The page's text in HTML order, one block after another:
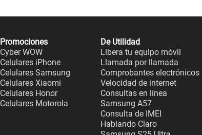
Promociones
Cyber WOW
Celulares iPhone
Celulares Samsung
Celulares Xiaomi
Celulares Honor
Celulares Motorola
De Utilidad
Libera tu equipo móvil
Llamada por llamada
Comprobantes electrónicos
Velocidad de internet
Consultas en línea
Samsung A57
Consulta de IMEI
Hablando Claro